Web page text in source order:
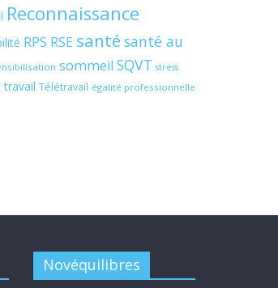
Reconnaissance
RPS RSE santé santé au
sommeil SQVT stress
travail Télétravail égalité professionnelle
Novéquilibres